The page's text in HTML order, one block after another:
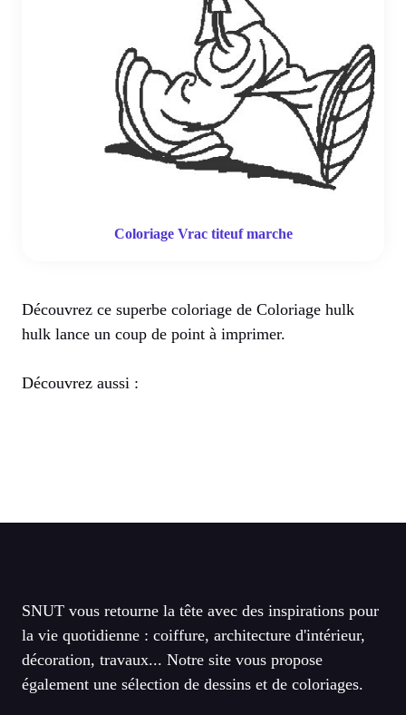
Coloriage Vrac titeuf marche
Découvrez ce superbe coloriage de Coloriage hulk
hulk lance un coup de point à imprimer.
Découvrez aussi :
SNUT vous retourne la tête avec des inspirations pour
la vie quotidienne : coiffure, architecture d'intérieur,
décoration, travaux... Notre site vous propose
également une sélection de dessins et de coloriages.